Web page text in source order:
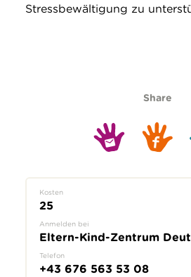
Stressbewältigung zu
Share
Kosten
25
Anmelden bei
Eltern-Kind-Zentrum
Telefon
+43 676 563 53 08